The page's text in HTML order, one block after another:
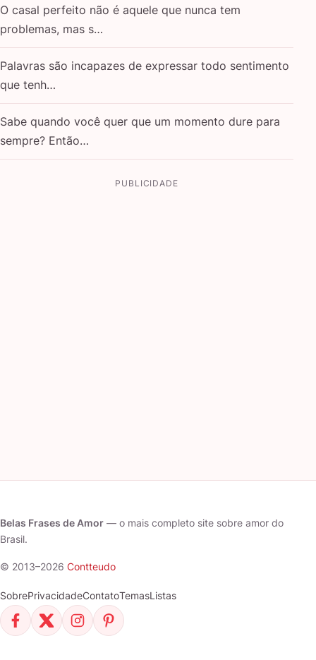
O casal perfeito não é aquele que nunca tem
problemas, mas s…
Palavras são incapazes de expressar todo sentimento
que tenh…
Sabe quando você quer que um momento dure para
sempre? Então…
PUBLICIDADE
Belas Frases de Amor — o mais completo site sobre amor do
Brasil.
© 2013–2026 Contteudo
SobrePrivacidadeContatoTemasListas